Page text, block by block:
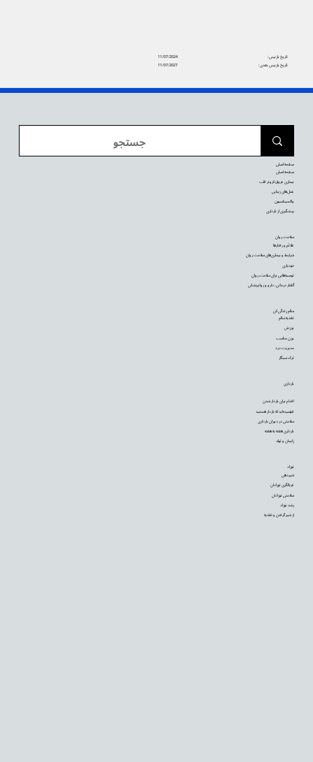
11/07/2024
تاریخ بازبینی:
11/07/2027
تاریخ بازبینی بعدی:
نوزاد
شیردهی
غربالگری نوزادان
سلامتی نوزادان
رشد نوزاد
از شیر گرفتن و تغذیه
بارداری
اقدام برای باردار شدن
فهمیده‌اید که باردار هستید
سلامتی در دوران بارداری
بارداری هفته به هفته
زایمان و تولد
سالم زندگی کن
تغذیه سالم
ورزش
وزن مناسب
مدیریت درد
ترک سیگار
سلامت روان
علائم و رفتارها
شرایط و بیماری‌های سلامت روان
خودیاری
توصیه‌‌هایی برای سلامت روان
گفتار درمانی، دارو و روانپزشکی
صفحه اصلی
صفحه اصلی
بیماری عروق کرونر قلب
عمل‌های زیبایی
واکسیناسیون
پیشگیری از بارداری